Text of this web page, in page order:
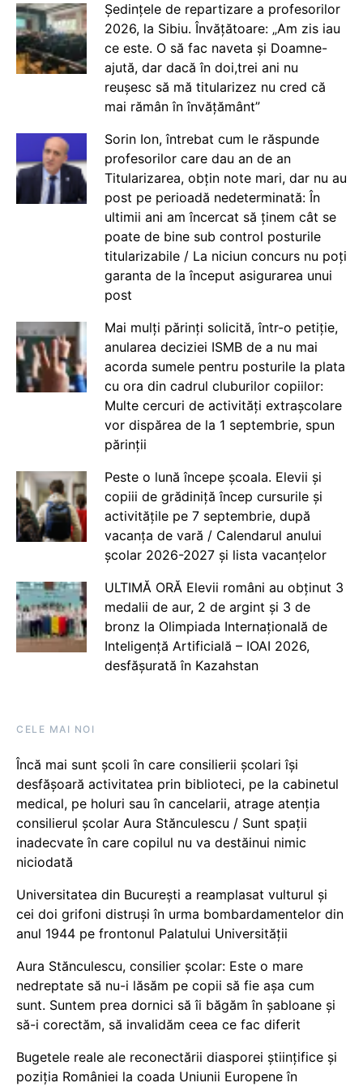
Ședințele de repartizare a profesorilor
2026, la Sibiu. Învățătoare: „Am zis iau
ce este. O să fac naveta și Doamne-
ajută, dar dacă în doi,trei ani nu
reușesc să mă titularizez nu cred că
mai rămân în învățământ”
Sorin Ion, întrebat cum le răspunde
profesorilor care dau an de an
Titularizarea, obțin note mari, dar nu au
post pe perioadă nedeterminată: În
ultimii ani am încercat să ținem cât se
poate de bine sub control posturile
titularizabile / La niciun concurs nu poți
garanta de la început asigurarea unui
post
Mai mulți părinți solicită, într-o petiție,
anularea deciziei ISMB de a nu mai
acorda sumele pentru posturile la plata
cu ora din cadrul cluburilor copiilor:
Multe cercuri de activități extrașcolare
vor dispărea de la 1 septembrie, spun
părinții
Peste o lună începe școala. Elevii și
copiii de grădiniță încep cursurile și
activitățile pe 7 septembrie, după
vacanța de vară / Calendarul anului
școlar 2026-2027 și lista vacanțelor
ULTIMĂ ORĂ Elevii români au obținut 3
medalii de aur, 2 de argint și 3 de
bronz la Olimpiada Internațională de
Inteligență Artificială – IOAI 2026,
desfășurată în Kazahstan
CELE MAI NOI
Încă mai sunt școli în care consilierii școlari își
desfășoară activitatea prin biblioteci, pe la cabinetul
medical, pe holuri sau în cancelarii, atrage atenția
consilierul școlar Aura Stănculescu / Sunt spații
inadecvate în care copilul nu va destăinui nimic
niciodată
Universitatea din București a reamplasat vulturul și
cei doi grifoni distruși în urma bombardamentelor din
anul 1944 pe frontonul Palatului Universității
Aura Stănculescu, consilier școlar: Este o mare
nedreptate să nu-i lăsăm pe copii să fie așa cum
sunt. Suntem prea dornici să îi băgăm în șabloane și
să-i corectăm, să invalidăm ceea ce fac diferit
Bugetele reale ale reconectării diasporei științifice și
poziția României la coada Uniunii Europene în